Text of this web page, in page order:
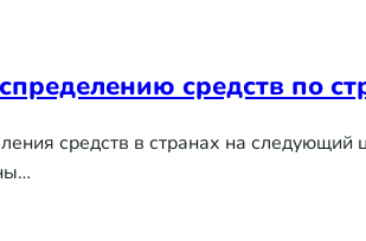
средств по
средств в странах на
по странам на период 2017-